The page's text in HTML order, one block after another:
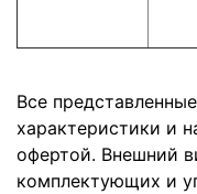
Все
характеристики и
офертой. Внешний
комплектующих и